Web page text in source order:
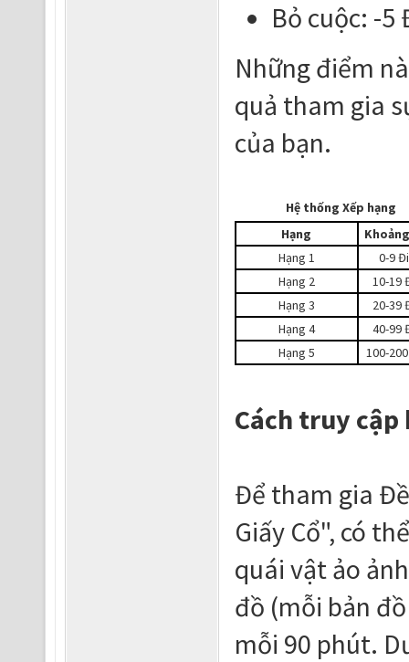
Bỏ cuộc: -5
Những điểm
quả tham gia
của bạn.
Hệ thống Xếp hạng
Hạng
Hạng 1
0-9
Hạng 2
10-19
Hạng 3
20-39
Hạng 4
40-99
Hạng 5
100-
Cách truy cập
Để tham gia
Giấy Cổ", có
quái vật ảo
đồ (mỗi bản
mỗi 90 phút.